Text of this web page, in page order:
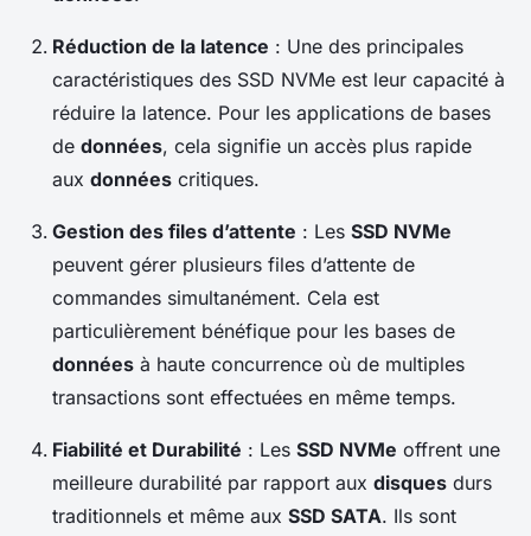
Réduction de la latence : Une des principales
caractéristiques des SSD NVMe est leur capacité à
réduire la latence. Pour les applications de bases
de données, cela signifie un accès plus rapide
aux données critiques.
Gestion des files d’attente : Les SSD NVMe
peuvent gérer plusieurs files d’attente de
commandes simultanément. Cela est
particulièrement bénéfique pour les bases de
données à haute concurrence où de multiples
transactions sont effectuées en même temps.
Fiabilité et Durabilité : Les SSD NVMe offrent une
meilleure durabilité par rapport aux disques durs
traditionnels et même aux SSD SATA. Ils sont